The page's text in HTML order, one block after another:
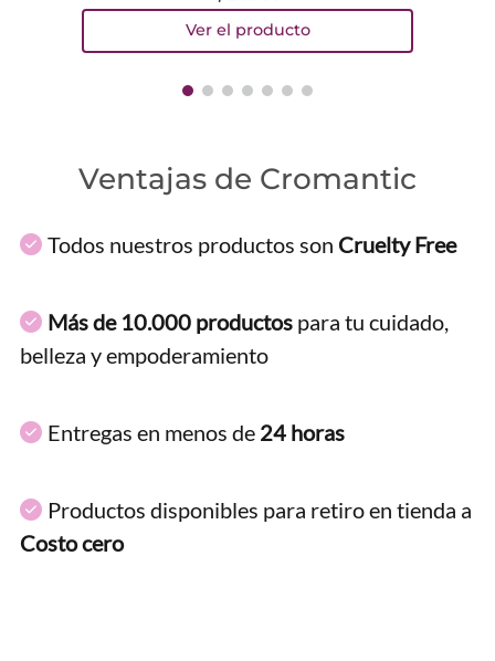
Ventajas de Cromantic
Todos nuestros productos son Cruelty Free
Más de 10.000 productos para tu cuidado,
belleza y empoderamiento
Entregas en menos de 24 horas
Productos disponibles para retiro en tienda a
Costo cero